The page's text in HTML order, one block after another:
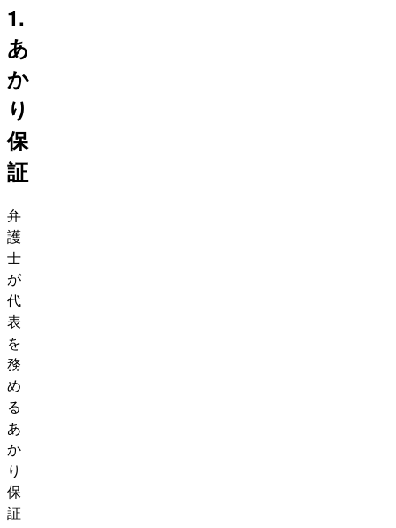
1.
あ
か
り
保
証
弁
護
士
が
代
表
を
務
め
る
あ
か
り
保
証